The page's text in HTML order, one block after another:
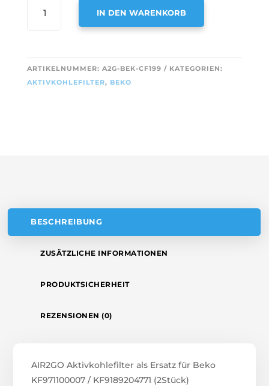
AKTIVKOHLEFILTER
FÜR
BEKO
KF971100007
IN DEN WARENKORB
T
E
ARTIKELNUMMER: A2G-BEK-CF199
KATEGORIEN:
AKTIVKOHLEFILTER, BEKO
BESCHREIBUNG
ZUSÄTZLICHE INFORMATIONEN
PRODUKTSICHERHEIT
REZENSIONEN (0)
AIR2GO Aktivkohlefilter als Ersatz für Beko
KF971100007 / KF9189204771 (2Stück)